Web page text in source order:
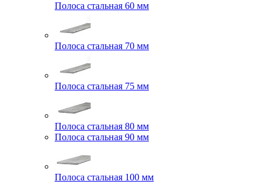
Полоса стальная 60 мм
Полоса стальная 70 мм
Полоса стальная 75 мм
Полоса стальная 80 мм
Полоса стальная 90 мм
Полоса стальная 100 мм